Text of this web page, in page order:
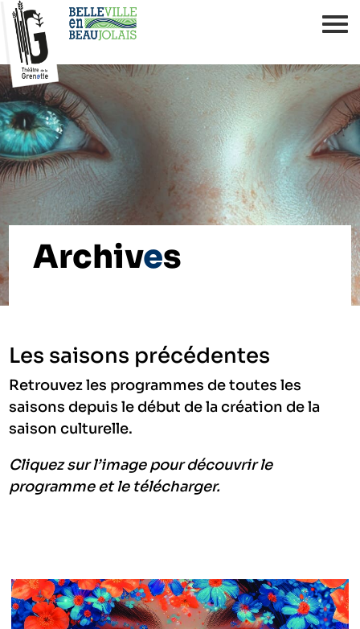
Archives
Les saisons précédentes
Retrouvez les programmes de toutes les
saisons depuis le début de la création de la
saison culturelle.
Cliquez sur l’image pour découvrir le
programme et le télécharger.